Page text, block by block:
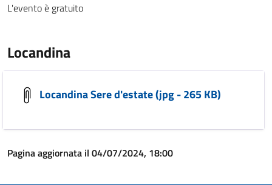
L'evento è gratuito
Locandina
Locandina Sere d'estate (jpg - 265 KB)
Pagina aggiornata il 04/07/2024, 18:00